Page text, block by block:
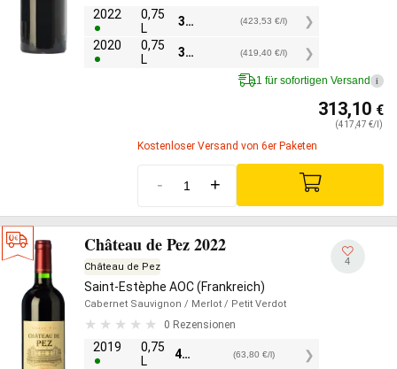
2022
0,75
L
317,65 (423,53 €/l)
2020
0,75
L
314,55 (419,40 €/l)
1 für sofortigen Versand i
313,10 €
(417,47 €/l)
Kostenloser Versand von 6er Paketen
- +
Château de Pez 2022
Château de Pez
Saint-Estèphe AOC (Frankreich)
Cabernet Sauvignon / Merlot / Petit Verdot
0 Rezensionen
2019
0,75
L
47,85 (63,80 €/l)
4